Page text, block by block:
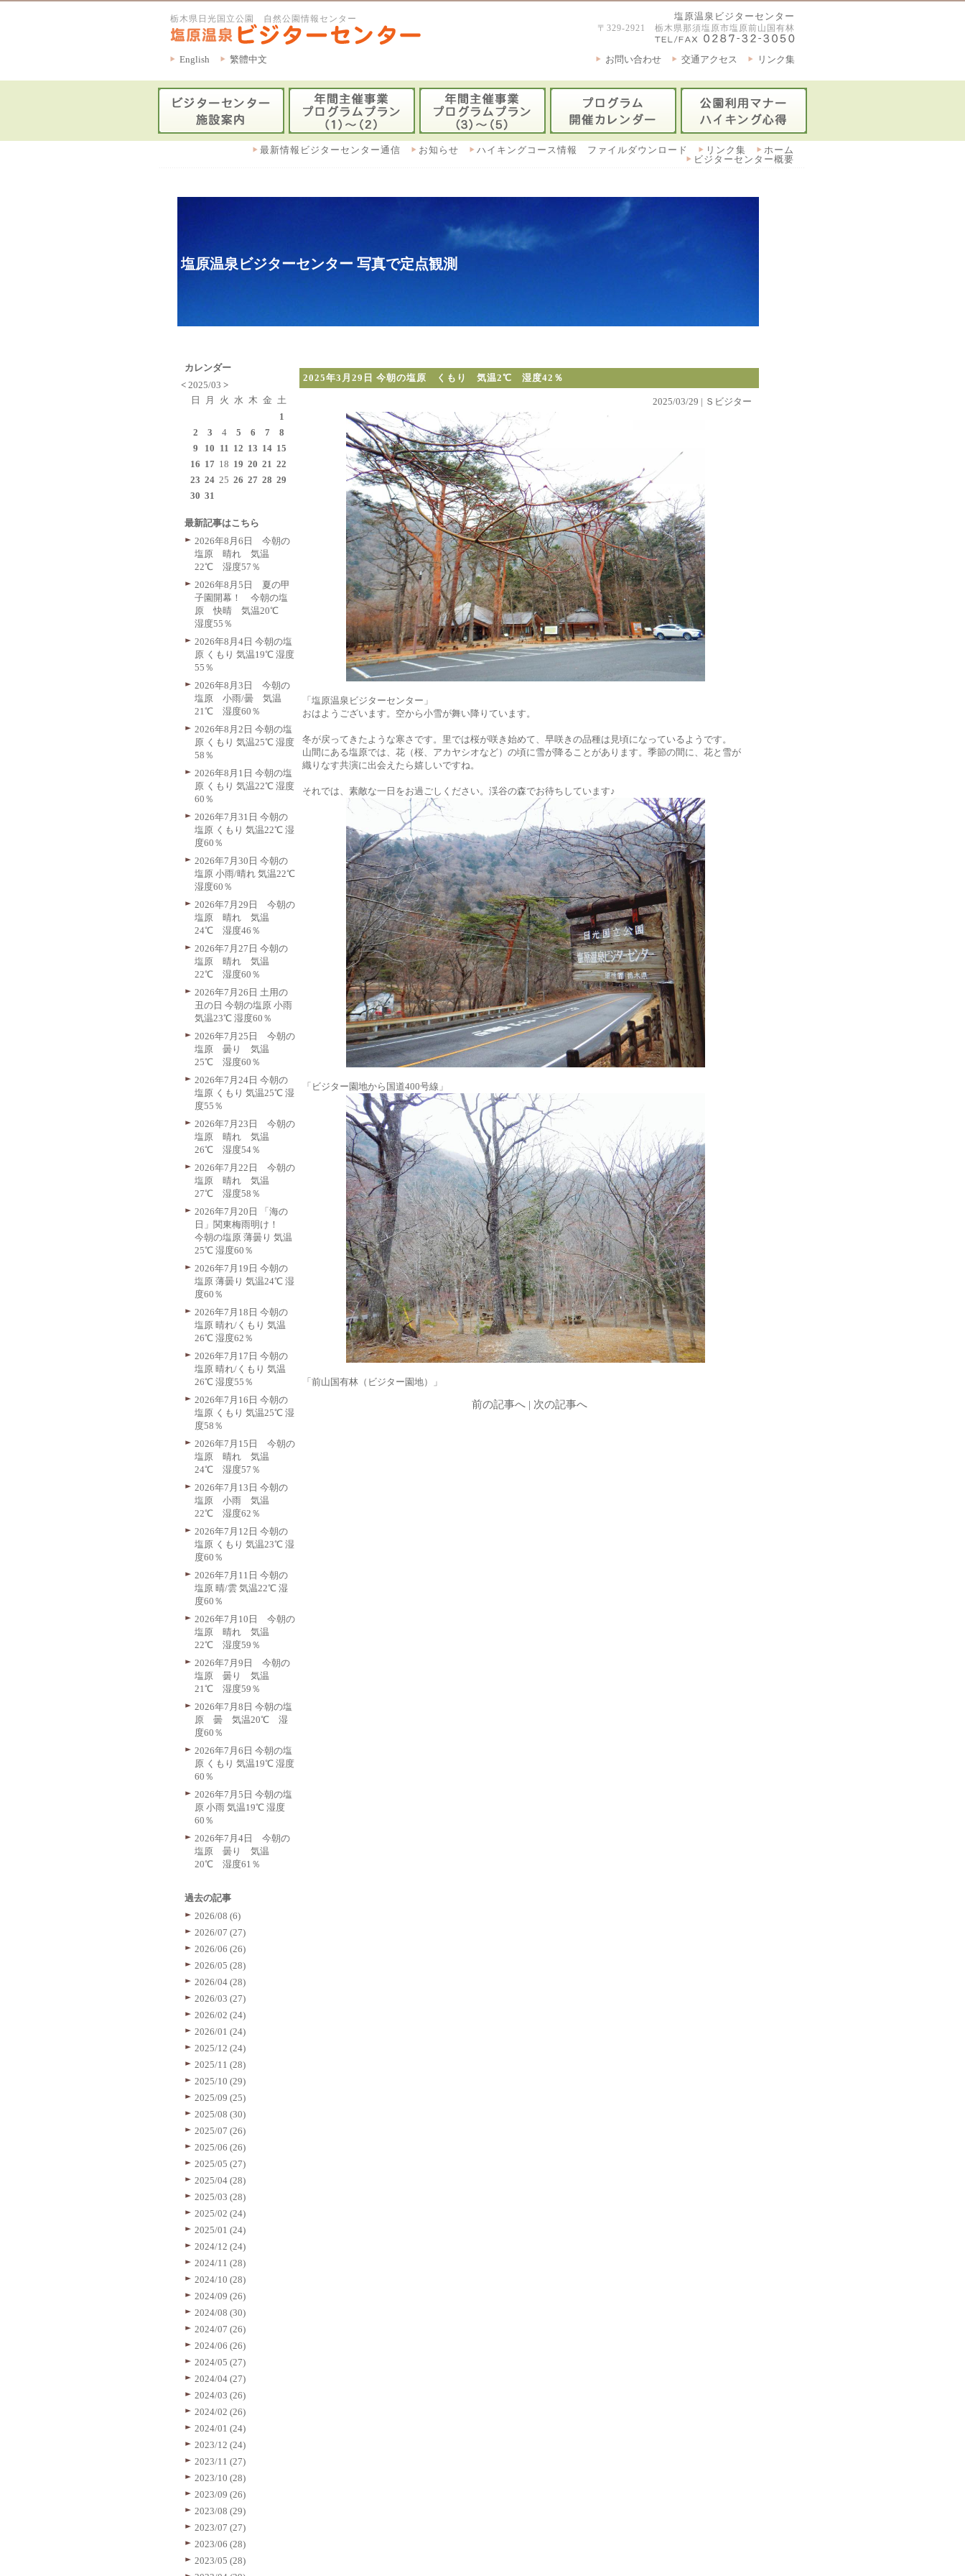
栃木県日光国立公園 自然公園情報センター 塩原温泉ビジターセンター
〒329-2921 栃木県那須塩原市塩原前山国有林
English 繁體中文 リンク集
交通アクセス
お問い合わせ
ホーム
リンク集
ハイキングコース情報 ファイルダウンロード
お知らせ
最新情報ビジターセンター通信
ビジターセンター概要
塩原温泉ビジターセンター 写真で定点観測
2025年3月29日 今朝の塩原 くもり 気温2℃ 湿度42％
2025/03/29 | Ｓビジター
「塩原温泉ビジターセンター」
おはようございます。空から小雪が舞い降りています。
冬が戻ってきたような寒さです。里では桜が咲き始めて、早咲きの品種は見頃になっているようです。
山間にある塩原では、花（桜、アカヤシオなど）の頃に雪が降ることがあります。季節の間に、花と雪が
織りなす共演に出会えたら嬉しいですね。
それでは、素敵な一日をお過ごしください。渓谷の森でお待ちしています♪
「ビジター園地から国道400号線」
「前山国有林（ビジター園地）」
前の記事へ| 次の記事へ
カレンダー
< 2025/03 >
日
月 火 水 木 金 土
1
2
3 4 5 6 7
8
9
10 11 12 13 14 15
16 17 18 19 20 21 22
23 24 25 26 27 28 29
30 31
最新記事はこちら
2026年8月6日 今朝の
塩原 晴れ 気温
22℃ 湿度57％
2026年8月5日 夏の甲
子園開幕！ 今朝の塩
原 快晴 気温20℃
湿度55％
2026年8月4日 今朝の塩
原 くもり 気温19℃ 湿度
55％
2026年8月3日 今朝の
塩原 小雨/曇 気温
21℃ 湿度60％
2026年8月2日 今朝の塩
原 くもり 気温25℃ 湿度
58％
2026年8月1日 今朝の塩
原 くもり 気温22℃ 湿度
60％
2026年7月31日 今朝の
塩原 くもり 気温22℃ 湿
度60％
2026年7月30日 今朝の
塩原 小雨/晴れ 気温22℃
湿度60％
2026年7月29日 今朝の
塩原 晴れ 気温
24℃ 湿度46％
2026年7月27日 今朝の
塩原 晴れ 気温
22℃ 湿度60％
2026年7月26日 土用の
丑の日 今朝の塩原 小雨
気温23℃ 湿度60％
2026年7月25日 今朝の
塩原 曇り 気温
25℃ 湿度60％
2026年7月24日 今朝の
塩原 くもり 気温25℃ 湿
度55％
2026年7月23日 今朝の
塩原 晴れ 気温
26℃ 湿度54％
2026年7月22日 今朝の
塩原 晴れ 気温
27℃ 湿度58％
2026年7月20日 「海の
日」関東梅雨明け！
今朝の塩原 薄曇り 気温
25℃ 湿度60％
2026年7月19日 今朝の
塩原 薄曇り 気温24℃ 湿
度60％
2026年7月18日 今朝の
塩原 晴れ/くもり 気温
26℃ 湿度62％
2026年7月17日 今朝の
塩原 晴れ/くもり 気温
26℃ 湿度55％
2026年7月16日 今朝の
塩原 くもり 気温25℃ 湿
度58％
2026年7月15日 今朝の
塩原 晴れ 気温
24℃ 湿度57％
2026年7月13日 今朝の
塩原 小雨 気温
22℃ 湿度62％
2026年7月12日 今朝の
塩原 くもり 気温23℃ 湿
度60％
2026年7月11日 今朝の
塩原 晴/雲 気温22℃ 湿
度60％
2026年7月10日 今朝の
塩原 晴れ 気温
22℃ 湿度59％
2026年7月9日 今朝の
塩原 曇り 気温
21℃ 湿度59％
2026年7月8日 今朝の塩
原 曇 気温20℃ 湿
度60％
2026年7月6日 今朝の塩
原 くもり 気温19℃ 湿度
60％
2026年7月5日 今朝の塩
原 小雨 気温19℃ 湿度
60％
2026年7月4日 今朝の
塩原 曇り 気温
20℃ 湿度61％
過去の記事
2026/08 (6)
2026/07 (27)
2026/06 (26)
2026/05 (28)
2026/04 (28)
2026/03 (27)
2026/02 (24)
2026/01 (24)
2025/12 (24)
2025/11 (28)
2025/10 (29)
2025/09 (25)
2025/08 (30)
2025/07 (26)
2025/06 (26)
2025/05 (27)
2025/04 (28)
2025/03 (28)
2025/02 (24)
2025/01 (24)
2024/12 (24)
2024/11 (28)
2024/10 (28)
2024/09 (26)
2024/08 (30)
2024/07 (26)
2024/06 (26)
2024/05 (27)
2024/04 (27)
2024/03 (26)
2024/02 (26)
2024/01 (24)
2023/12 (24)
2023/11 (27)
2023/10 (28)
2023/09 (26)
2023/08 (29)
2023/07 (27)
2023/06 (28)
2023/05 (28)